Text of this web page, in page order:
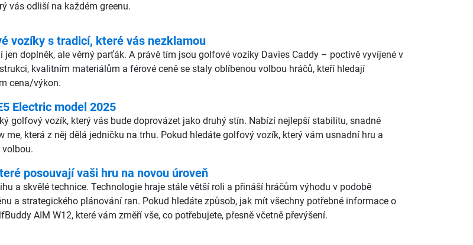
vás odliší na každém greenu.
vozíky s tradicí, které vás nezklamou
doplněk, ale věrný parťák. A právě tím jsou golfové vozíky Davies Caddy – poctivě vyvíjené v
kvalitním materiálům a férové ceně se staly oblíbenou volbou hráčů, kteří hledají
cena/výkon.
Electric model 2025
golfový vozík, který vás bude doprovázet jako druhý stín. Nabízí nejlepší stabilitu, snadné
která z něj dělá jedničku na trhu. Pokud hledáte golfový vozík, který vám usnadní hru a
posouvají vaši hru na novou úroveň
a skvělé technice. Technologie hraje stále větší roli a přináší hráčům výhodu v podobě
a strategického plánování ran. Pokud hledáte způsob, jak mít všechny potřebné informace o
AIM W12, které vám změří vše, co potřebujete, přesně včetně převýšení.